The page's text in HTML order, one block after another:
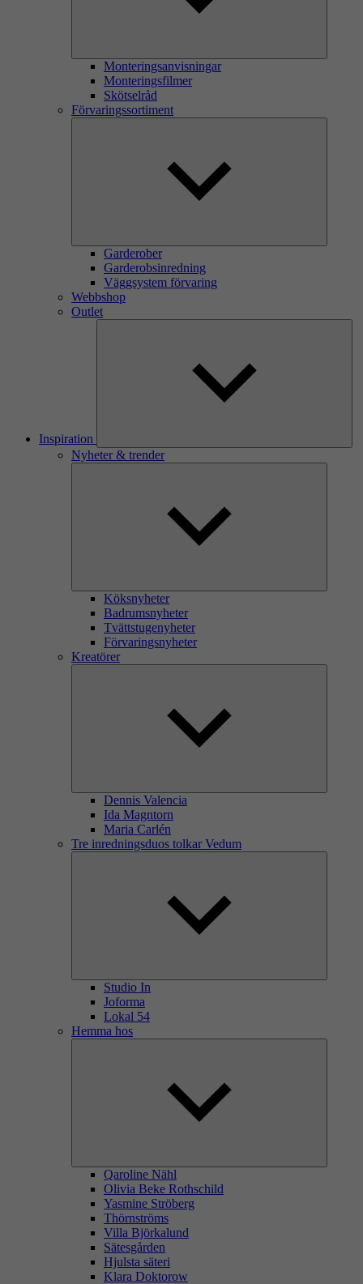
Monteringsanvisningar
Monteringsfilmer
Skötselråd
Förvaringssortiment
Garderober
Garderobsinredning
Väggsystem förvaring
Webbshop
Outlet
Inspiration
Nyheter & trender
Köksnyheter
Badrumsnyheter
Tvättstugenyheter
Förvaringsnyheter
Kreatörer
Dennis Valencia
Ida Magntorn
Maria Carlén
Tre inredningsduos tolkar Vedum
Studio In
Joforma
Lokal 54
Hemma hos
Qaroline Nähl
Olivia Beke Rothschild
Yasmine Ströberg
Thörnströms
Villa Björkalund
Sätesgården
Hjulsta säteri
Klara Doktorow